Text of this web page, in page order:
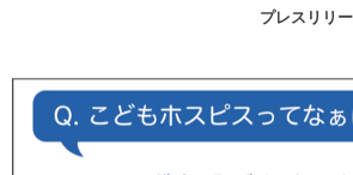
プレスリリ